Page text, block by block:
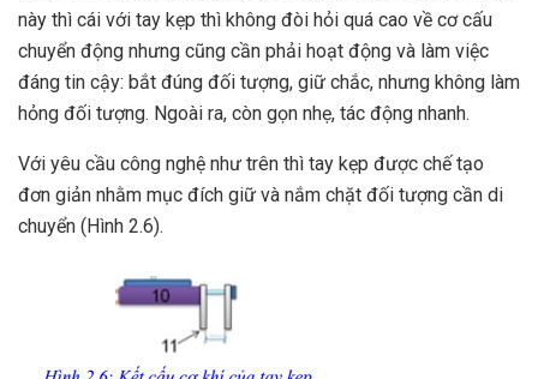
này thì cái với tay kẹp thì không đòi hỏi quá cao về cơ cấu
chuyển động nhưng cũng cần phải hoạt động và làm việc
đáng tin cậy: bắt đúng đối tượng, giữ chắc, nhưng không làm
hỏng đối tượng. Ngoài ra, còn gọn nhẹ, tác động nhanh.
Với yêu cầu công nghệ như trên thì tay kẹp được chế tạo
đơn giản nhằm mục đích giữ và nắm chặt đối tượng cần di
chuyển (Hình 2.6).